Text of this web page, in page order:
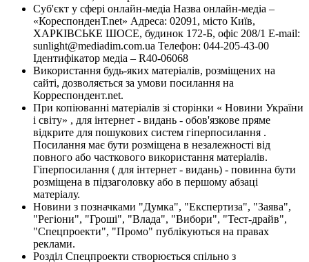
Суб'єкт у сфері онлайн-медіа Назва онлайн-медіа –
«КореспонденТ.net» Адреса: 02091, місто Київ,
ХАРКІВСЬКЕ ШОСЕ, будинок 172-Б, офіс 208/1 E-mail:
sunlight@mediadim.com.ua Телефон: 044-205-43-00
Ідентифікатор медіа – R40-06068
Використання будь-яких матеріалів, розміщених на
сайті, дозволяється за умови посилання на
Корреспондент.net.
При копіюванні матеріалів зі сторінки « Новини України
і світу» , для інтернет - видань - обов'язкове пряме
відкрите для пошукових систем гіперпосилання .
Посилання має бути розміщена в незалежності від
повного або часткового використання матеріалів.
Гіперпосилання ( для інтернет - видань) - повинна бути
розміщена в підзаголовку або в першому абзаці
матеріалу.
Новини з позначками "Думка", "Експертиза", "Заява",
"Регіони", "Гроші", "Влада", "Вибори", "Тест-драйв",
"Спецпроекти", "Промо" публікуються на правах
реклами.
Розділ Спецпроекти створюється спільно з